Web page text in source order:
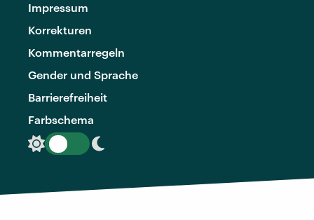
Impressum
Korrekturen
Kommentarregeln
Gender und Sprache
Barrierefreiheit
Farbschema